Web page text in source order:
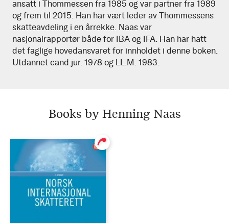
ansatt i Thommessen fra 1985 og var partner fra 1989
og frem til 2015. Han har vært leder av Thommessens
skatteavdeling i en årrekke. Naas var
nasjonalrapportør både for IBA og IFA. Han har hatt
det faglige hovedansvaret for innholdet i denne boken.
Utdannet cand.jur. 1978 og LL.M. 1983.
Books by Henning Naas